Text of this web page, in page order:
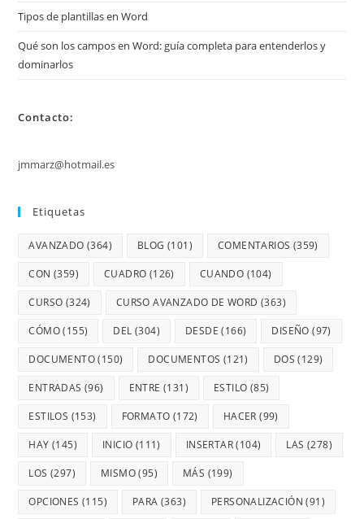
Tipos de plantillas en Word
Qué son los campos en Word: guía completa para entenderlos y
dominarlos
Contacto:
jmmarz@hotmail.es
Etiquetas
AVANZADO (364) BLOG (101) COMENTARIOS (359)
CON (359) CUADRO (126) CUANDO (104)
CURSO (324) CURSO AVANZADO DE WORD (363)
CÓMO(155) DEL (304) DESDE (166) DISEÑO (97)
DOCUMENTO(150) DOCUMENTOS (121) DOS (129)
ENTRADAS (96) ENTRE (131) ESTILO (85)
ESTILOS (153) FORMATO (172) HACER (99)
HAY (145) INICIO (111) INSERTAR(104) LAS (278)
LOS (297) MISMO(95) MÁS (199)
OPCIONES (115) PARA (363) PERSONALIZACIÓN (91)